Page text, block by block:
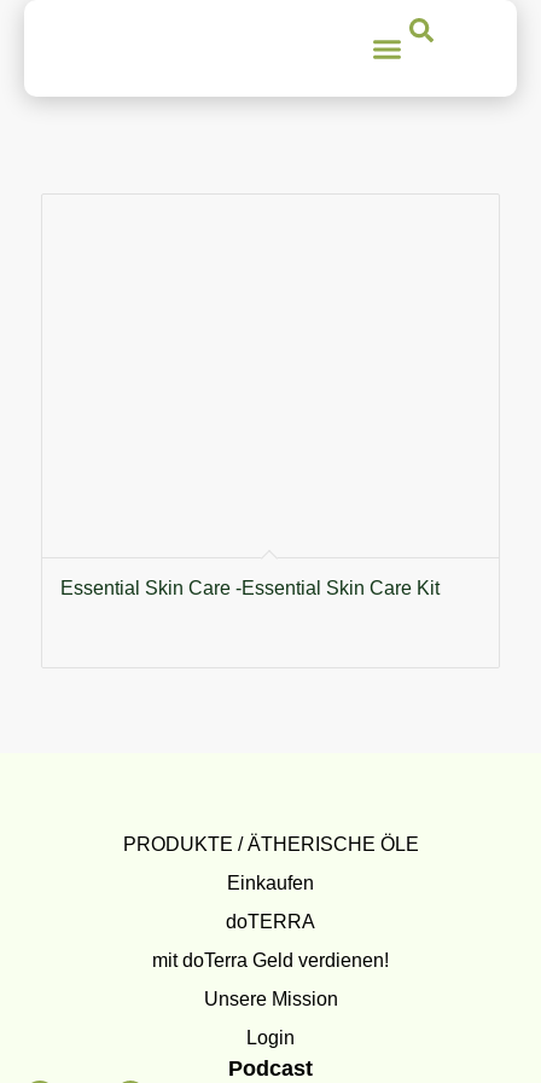
Essential Skin Care -Essential Skin Care Kit
PRODUKTE / ÄTHERISCHE ÖLE
Einkaufen
doTERRA
mit doTerra Geld verdienen!
Unsere Mission
Login
Podcast